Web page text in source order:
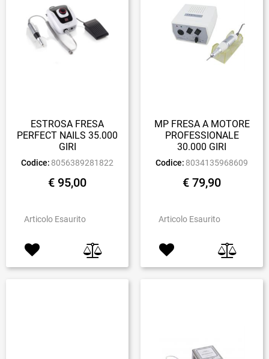
ESTROSA FRESA
PERFECT NAILS 35.000
GIRI
Codice: 8056389281822
€ 95,00
Articolo Esaurito
MP FRESA A MOTORE
PROFESSIONALE
30.000 GIRI
Codice: 8034135968609
€ 79,90
Articolo Esaurito